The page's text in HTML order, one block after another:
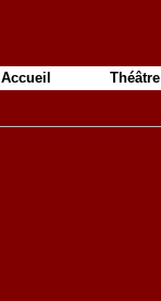
Accueil Théâtre